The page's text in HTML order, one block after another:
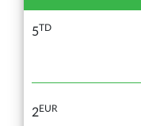
5TD
2EUR